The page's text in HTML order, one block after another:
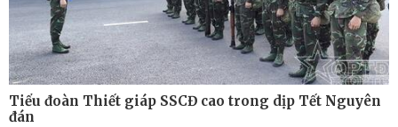
Tiểu đoàn Thiết giáp SSCĐ cao trong dịp Tết Nguyên
đán